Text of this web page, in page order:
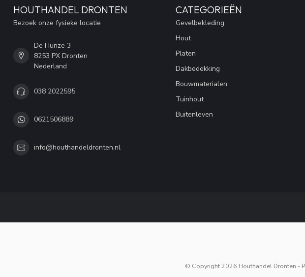
HOUTHANDEL DRONTEN
Bezoek onze fysieke locatie
De Hunze 3
8253 PX Dronten
Nederland
038 2022595
0621506889
info@houthandeldronten.nl
CATEGORIEËN
Gevelbekleding
Hout
Platen
Dakbedekking
Bouwmaterialen
Tuinhout
Buitenleven
© Copyright 2026 Houthandel Dronten -